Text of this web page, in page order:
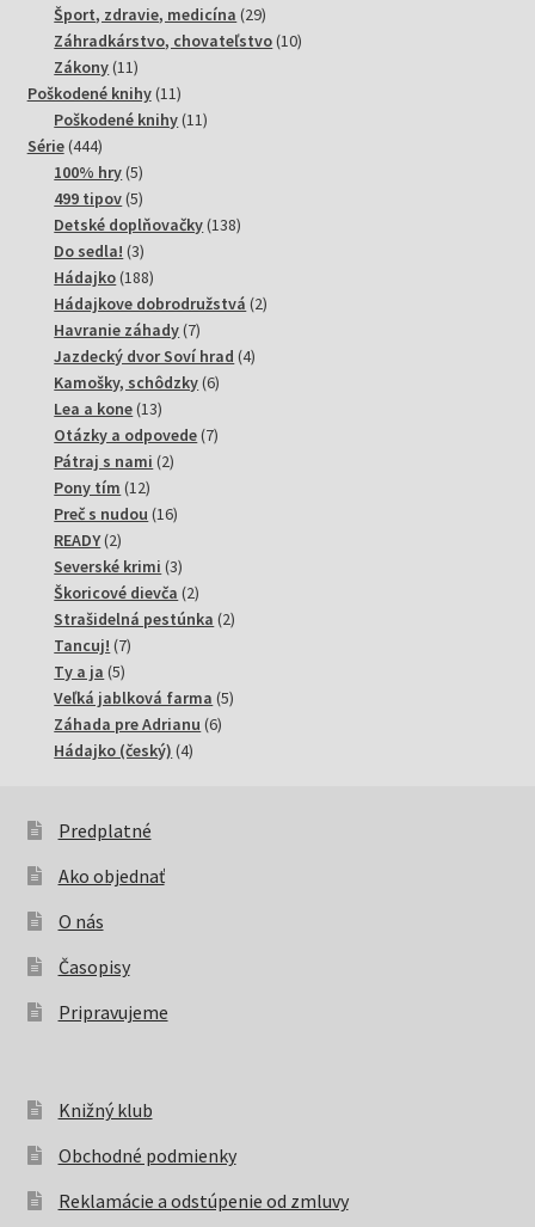
produktov
Šport, zdravie, medicína 2929
produktov
Záhradkárstvo, chovateľstvo 1010
Zákony 1111
produktov
Poškodené knihy 1111
produktov
Poškodené knihy 1111
Série 444444
produktov
100% hry 55
produktov
499 tipov 55
produktov
Detské doplňovačky 138138
Do sedla! 33
produkty
Hádajko 188188
produktov
Hádajkove dobrodružstvá 22
Havranie záhady 77
produktov
Jazdecký dvor Soví hrad 44
Kamošky, schôdzky 66
Lea a kone 1313
produktov
Otázky a odpovede 77
Pátraj s nami 22
Pony tím 1212
produktov
Preč s nudou 1616
READY 22
produkty
Severské krimi 33
produkty
Škoricové dievča 22
produkty
Strašidelná pestúnka 22
Tancuj! 77
Ty a ja 55
produktov
Veľká jablková farma 55
Záhada pre Adrianu 66
Hádajko (český) 44
Predplatné
Ako objednať
O nás
Časopisy
Pripravujeme
Knižný klub
Obchodné podmienky
Reklamácie a odstúpenie od zmluvy